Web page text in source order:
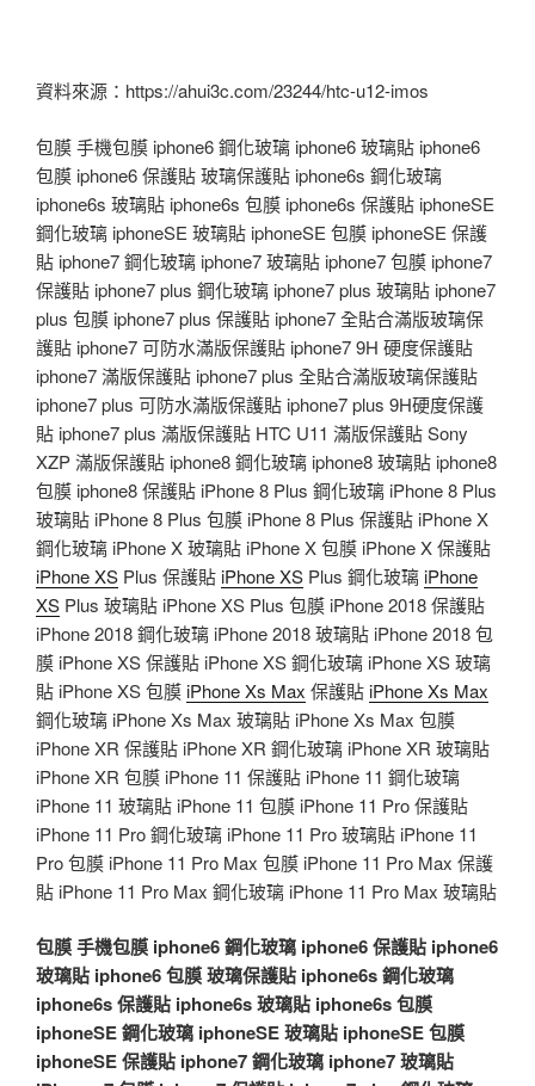
資料來源：https://ahui3c.com/23244/htc-u12-imos
包膜 手機包膜 iphone6 鋼化玻璃 iphone6 玻璃貼 iphone6
包膜 iphone6 保護貼 玻璃保護貼 iphone6s 鋼化玻璃
iphone6s 玻璃貼 iphone6s 包膜 iphone6s 保護貼 iphoneSE
鋼化玻璃 iphoneSE 玻璃貼 iphoneSE 包膜 iphoneSE 保護
貼 iphone7 鋼化玻璃 iphone7 玻璃貼 iphone7 包膜 iphone7
保護貼 iphone7 plus 鋼化玻璃 iphone7 plus 玻璃貼 iphone7
plus 包膜 iphone7 plus 保護貼 iphone7 全貼合滿版玻璃保
護貼 iphone7 可防水滿版保護貼 iphone7 9H 硬度保護貼
iphone7 滿版保護貼 iphone7 plus 全貼合滿版玻璃保護貼
iphone7 plus 可防水滿版保護貼 iphone7 plus 9H硬度保護
貼 iphone7 plus 滿版保護貼 HTC U11 滿版保護貼 Sony
XZP 滿版保護貼 iphone8 鋼化玻璃 iphone8 玻璃貼 iphone8
包膜 iphone8 保護貼 iPhone 8 Plus 鋼化玻璃 iPhone 8 Plus
玻璃貼 iPhone 8 Plus 包膜 iPhone 8 Plus 保護貼 iPhone X
鋼化玻璃 iPhone X 玻璃貼 iPhone X 包膜 iPhone X 保護貼
iPhone XS Plus 保護貼iPhone XS Plus 鋼化玻璃iPhone
XS Plus 玻璃貼 iPhone XS Plus 包膜 iPhone 2018 保護貼
iPhone 2018 鋼化玻璃 iPhone 2018 玻璃貼 iPhone 2018 包
膜 iPhone XS 保護貼 iPhone XS 鋼化玻璃 iPhone XS 玻璃
貼 iPhone XS 包膜iPhone Xs Max 保護貼iPhone Xs Max
鋼化玻璃 iPhone Xs Max 玻璃貼 iPhone Xs Max 包膜
iPhone XR 保護貼 iPhone XR 鋼化玻璃 iPhone XR 玻璃貼
iPhone XR 包膜 iPhone 11 保護貼 iPhone 11 鋼化玻璃
iPhone 11 玻璃貼 iPhone 11 包膜 iPhone 11 Pro 保護貼
iPhone 11 Pro 鋼化玻璃 iPhone 11 Pro 玻璃貼 iPhone 11
Pro 包膜 iPhone 11 Pro Max 包膜 iPhone 11 Pro Max 保護
貼 iPhone 11 Pro Max 鋼化玻璃 iPhone 11 Pro Max 玻璃貼
包膜手機包膜 iphone6 鋼化玻璃 iphone6 保護貼 iphone6
玻璃貼 iphone6 包膜玻璃保護貼 iphone6s 鋼化玻璃
iphone6s 保護貼 iphone6s 玻璃貼 iphone6s 包膜
iphoneSE 鋼化玻璃 iphoneSE 玻璃貼 iphoneSE 包膜
iphoneSE 保護貼 iphone7 鋼化玻璃 iphone7 玻璃貼